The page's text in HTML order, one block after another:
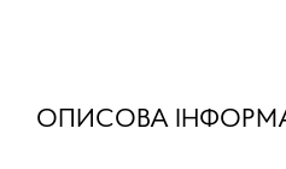
ОПИСОВА